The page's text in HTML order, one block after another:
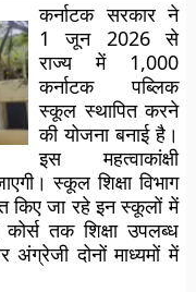
कर्नाटक सरकार ने
1 जून 2026 से
राज्य में 1,000
कर्नाटक पब्लिक
स्कूल स्थापित करने
की योजना बनाई है।
इस महत्वाकांक्षी
स्कूल शिक्षा विभाग
किए जा रहे इन स्कूलों में
तक शिक्षा उपलब्ध
दोनों माध्यमों में